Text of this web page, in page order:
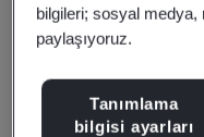
Battery
Business scope:
The
cathode materials for
bilgileri; sosyal medya,
paylaşıyoruz.
Tanımlama
bilgisi ayarları